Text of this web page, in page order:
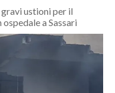
ustioni per il
a Sassari